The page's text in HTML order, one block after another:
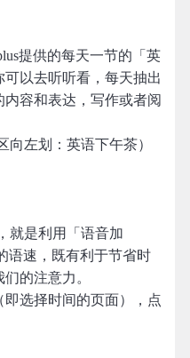
提供的每天一节的「英
以去听听看，每天抽出
容和表达，写作或者阅
向左划：英语下午茶）
就是利用「语音加
语速，既有利于节省时
的注意力。
即选择时间的页面），点